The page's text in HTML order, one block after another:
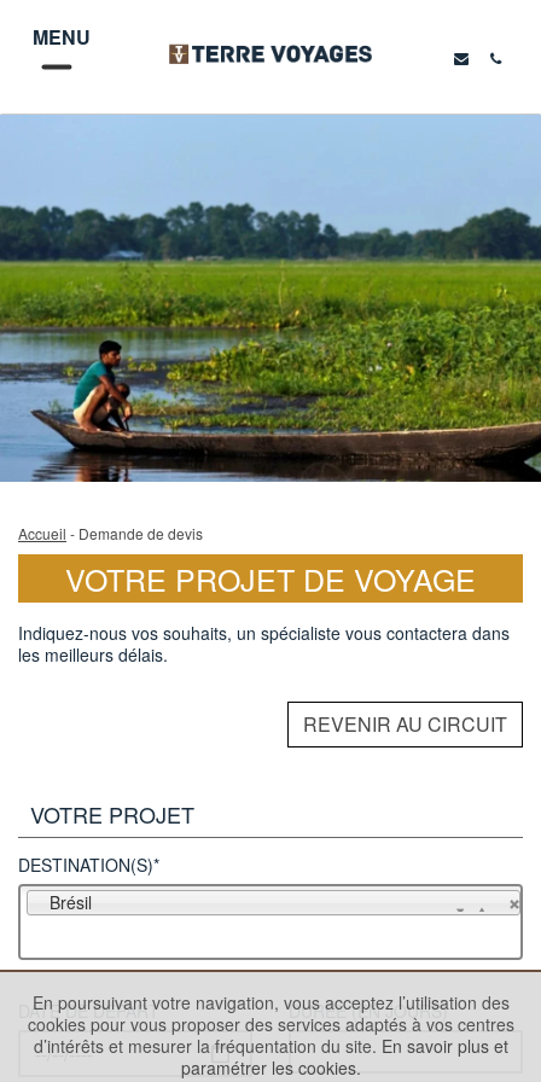
MENU
Accueil - Demande de devis
VOTRE PROJET DE VOYAGE
Indiquez-nous vos souhaits, un spécialiste vous contactera dans
les meilleurs délais.
REVENIR AU CIRCUIT
VOTRE PROJET
DESTINATION(S)*
Brésil
DATE DE DÉPART DURÉE (EN JOURS)
En poursuivant votre navigation, vous acceptez l’utilisation des
cookies pour vous proposer des services adaptés à vos centres
d’intérêts et mesurer la fréquentation du site. En savoir plus et
paramétrer les cookies.